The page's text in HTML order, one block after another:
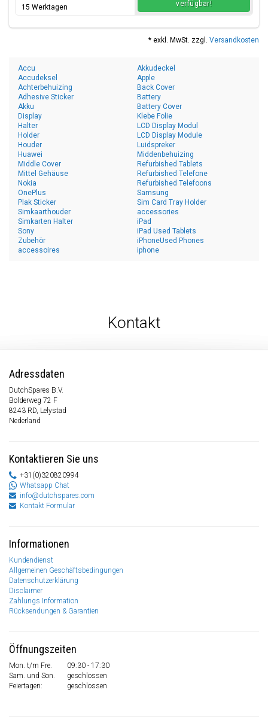
15 Werktagen
verfügbar!
* exkl. MwSt. zzgl. Versandkosten
Accu
Accudeksel
Achterbehuizing
Adhesive Sticker
Akku
Akkudeckel
Apple
Back Cover
Battery
Battery Cover
Display
Halter
Holder
Houder
Huawei
Klebe Folie
LCD Display Modul
LCD Display Module
Luidspreker
Middenbehuizing
Middle Cover
Mittel Gehäuse
Nokia
OnePlus
Plak Sticker
Refurbished Tablets
Refurbished Telefone
Refurbished Telefoons
Samsung
Sim Card Tray Holder
Simkaarthouder
Simkarten Halter
Sony
Zubehör
accessoires
accessories
iPad
iPad Used Tablets
iPhoneUsed Phones
iphone
Kontakt
Adressdaten
DutchSpares B.V.
Bolderweg 72 F
8243 RD, Lelystad
Nederland
Kontaktieren Sie uns
+31(0)320820994
Whatsapp Chat
info@dutchspares.com
Kontakt Formular
Informationen
Kundendienst
Allgemeinen Geschäftsbedingungen
Datenschutzerklärung
Disclaimer
Zahlungs Information
Rücksendungen & Garantien
Öffnungszeiten
Mon. t/m Fre.
09:30 - 17:30
Sam. und Son.
geschlossen
Feiertagen:
geschlossen